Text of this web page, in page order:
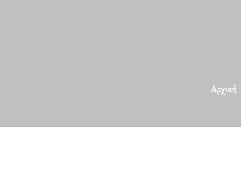
Αρχική